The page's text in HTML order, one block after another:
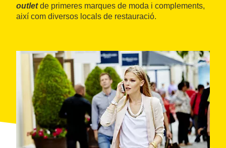
outletde primeres marques de moda i complements,
així com diversos locals de restauració.